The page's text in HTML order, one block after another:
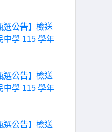
選公告】檢送
中學 115 學年
選公告】檢送
中學 115 學年
選公告】檢送